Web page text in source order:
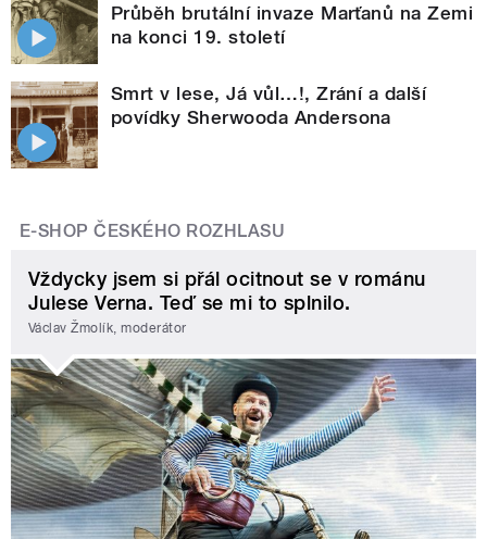
Průběh brutální invaze Marťanů na Zemi
na konci 19. století
Smrt v lese, Já vůl…!, Zrání a další
povídky Sherwooda Andersona
E-SHOP ČESKÉHO ROZHLASU
Vždycky jsem si přál ocitnout se v románu
Julese Verna. Teď se mi to splnilo.
Václav Žmolík, moderátor